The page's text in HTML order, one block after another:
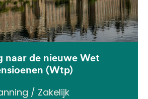
naar de nieuwe Wet
(Wtp)
/ Zakelijk